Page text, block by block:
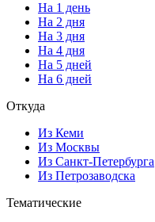
На 1 день
На 2 дня
На 3 дня
На 4 дня
На 5 дней
На 6 дней
Откуда
Из Кеми
Из Москвы
Из Санкт-Петербурга
Из Петрозаводска
Тематические